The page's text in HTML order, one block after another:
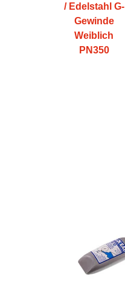
/ Edelstahl G-
Gewinde
Weiblich
PN350